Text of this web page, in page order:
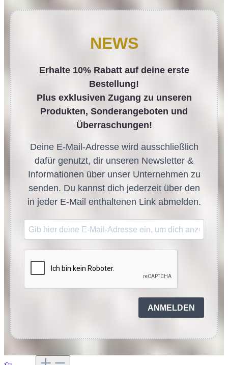
NEWS
Erhalte 10% Rabatt auf deine erste
Bestellung!
Plus exklusiven Zugang zu unseren
Produkten, Sonderangeboten und
Überraschungen!
Deine E-Mail-Adresse wird ausschließlich
dafür genutzt, dir unseren Newsletter &
Informationen über unser Unternehmen zu
senden. Du kannst dich jederzeit über den
in jeder E-Mail enthaltenen Link abmelden.
ANMELDEN